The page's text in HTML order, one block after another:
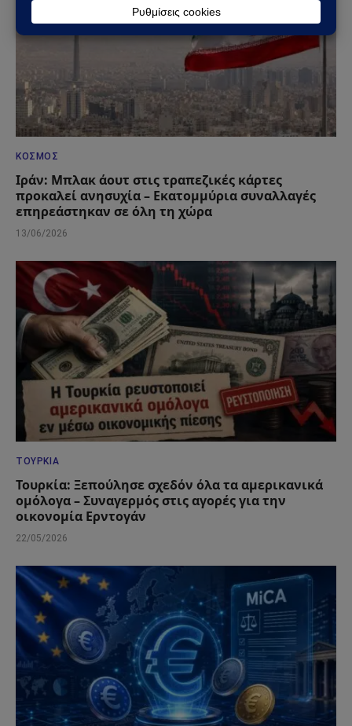
ΚΌΣΜΟΣ
Ιράν: Μπλακ άουτ στις τραπεζικές κάρτες
προκαλεί ανησυχία – Εκατομμύρια συναλλαγές
επηρεάστηκαν σε όλη τη χώρα
13/06/2026
ΤΟΥΡΚΊΑ
Τουρκία: Ξεπούλησε σχεδόν όλα τα αμερικανικά
ομόλογα – Συναγερμός στις αγορές για την
οικονομία Ερντογάν
22/05/2026